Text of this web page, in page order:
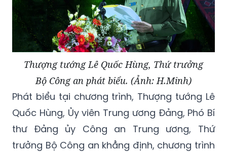
Thượng tướng Lê Quốc Hùng, Thứ trưởng
Bộ Công an phát biểu. (Ảnh: H.Minh)
Phát biểu tại chương trình, Thượng tướng Lê
Quốc Hùng, Ủy viên Trung ương Đảng, Phó Bí
thư Đảng ủy Công an Trung ương, Thứ
trưởng Bộ Công an khẳng định, chương trình